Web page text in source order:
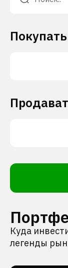
Покупать
Куда
легенды